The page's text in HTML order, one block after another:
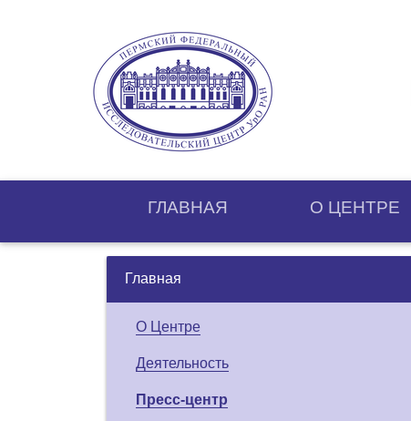
ГЛАВНАЯ О ЦЕНТРE
Главная
О Центре
Деятельность
Пресс-центр